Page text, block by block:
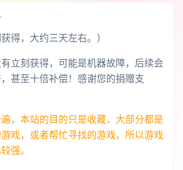
得，大约三天左右。）
有立刻获得，可能是机器故障，后续会
甚至十倍补偿！感谢您的捐赠支
，本站的目的只是收藏，大部分都是
戏，或者帮忙寻找的游戏，所以游戏
强。